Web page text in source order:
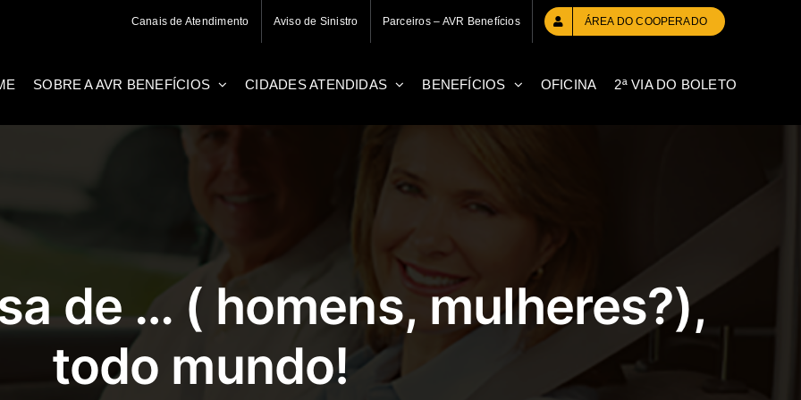
Canais de Atendimento Aviso de Sinistro Parceiros – AVR Benefícios ÁREA DO COOPERADO
SOBRE A AVR BENEFÍCIOS CIDADES ATENDIDAS BENEFÍCIOS OFICINA 2ª VIA DO BOLETO
de … ( homens, mulheres?),
todo mundo!